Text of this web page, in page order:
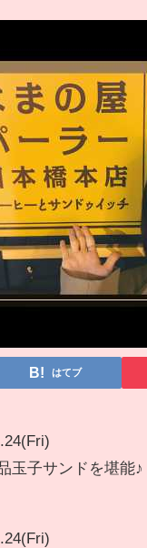
はてブ
玉子サンドを堪能